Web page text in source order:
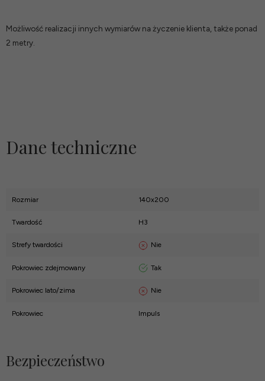
Możliwość realizacji innych wymiarów na życzenie klienta, także ponad
2 metry.
Dane techniczne
Rozmiar 140x200
Twardość H3
Strefy twardości Nie
Pokrowiec zdejmowany Tak
Pokrowiec lato/zima Nie
Pokrowiec Impuls
Bezpieczeństwo